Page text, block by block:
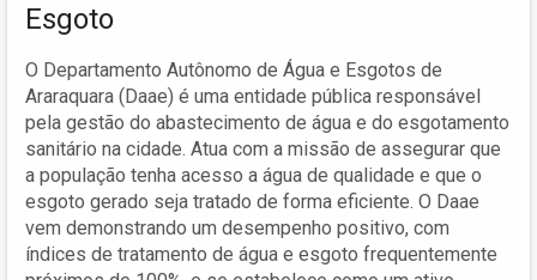
Esgoto
O Departamento Autônomo de Água e Esgotos de
Araraquara (Daae) é uma entidade pública responsável
pela gestão do abastecimento de água e do esgotamento
sanitário na cidade. Atua com a missão de assegurar que
a população tenha acesso a água de qualidade e que o
esgoto gerado seja tratado de forma eficiente. O Daae
vem demonstrando um desempenho positivo, com
índices de tratamento de água e esgoto frequentemente